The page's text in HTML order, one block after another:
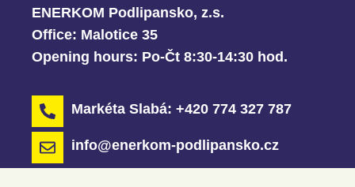
ENERKOM Podlipansko, z.s.
Office: Malotice 35
Opening hours: Po-Čt 8:30-14:30 hod.
Markéta Slabá: +420 774 327 787
info@enerkom-podlipansko.cz